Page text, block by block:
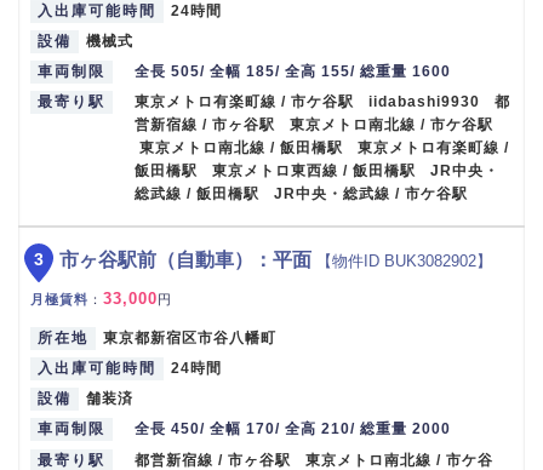
入出庫可能時間
24時間
設備
機械式
車両制限
全長 505/ 全幅 185/ 全高 155/ 総重量 1600
最寄り駅
東京メトロ有楽町線 / 市ケ谷駅 iidabashi9930 都
営新宿線 / 市ヶ谷駅 東京メトロ南北線 / 市ケ谷駅
東京メトロ南北線 / 飯田橋駅 東京メトロ有楽町線 /
飯田橋駅 東京メトロ東西線 / 飯田橋駅 JR中央・
総武線 / 飯田橋駅 JR中央・総武線 / 市ケ谷駅
市ヶ谷駅前（自動車）：平面 【物件ID BUK3082902】
月極賃料 ： 33,000 円
所在地
東京都新宿区市谷八幡町
入出庫可能時間
24時間
設備
舗装済
車両制限
全長 450/ 全幅 170/ 全高 210/ 総重量 2000
最寄り駅
都営新宿線 / 市ヶ谷駅 東京メトロ南北線 / 市ケ谷
3